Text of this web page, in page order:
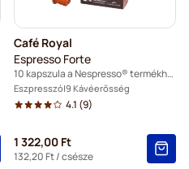
Café Royal
Espresso Forte
10 kapszula a Nespresso® termékhez
Eszpresszó 9 Kávéerősség
4.1 (9)
1 322,00 Ft
132,20 Ft/ csésze